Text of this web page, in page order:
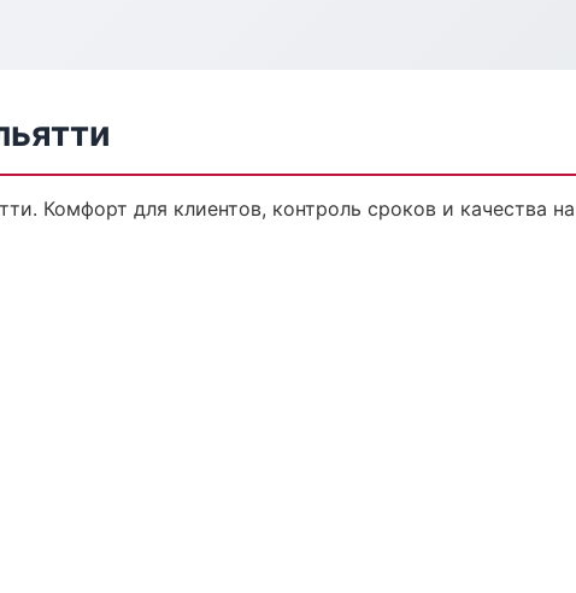
Комфорт для клиентов, контроль сроков и качества